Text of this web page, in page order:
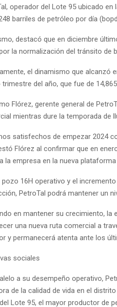
operador del Lote 95 ubicado
barriles de petróleo por día
destacó que en diciembre
la normalización del tránsito de
el dinamismo que alcanzó
del año, que fue de 14,865
Flórez, gerente general de
mientras dure la temporada de
satisfechos de empezar 2024
Flórez al confirmar que en
la empresa en la nueva
pozo 16H operativo y el
PetroTal podrá mantener un
en mantener su crecimiento,
una nueva ruta comercial a
y permanecerá atenta ante los
sociales
a su desempeño operativo,
de la calidad de vida en el
Lote 95, el mayor productor de